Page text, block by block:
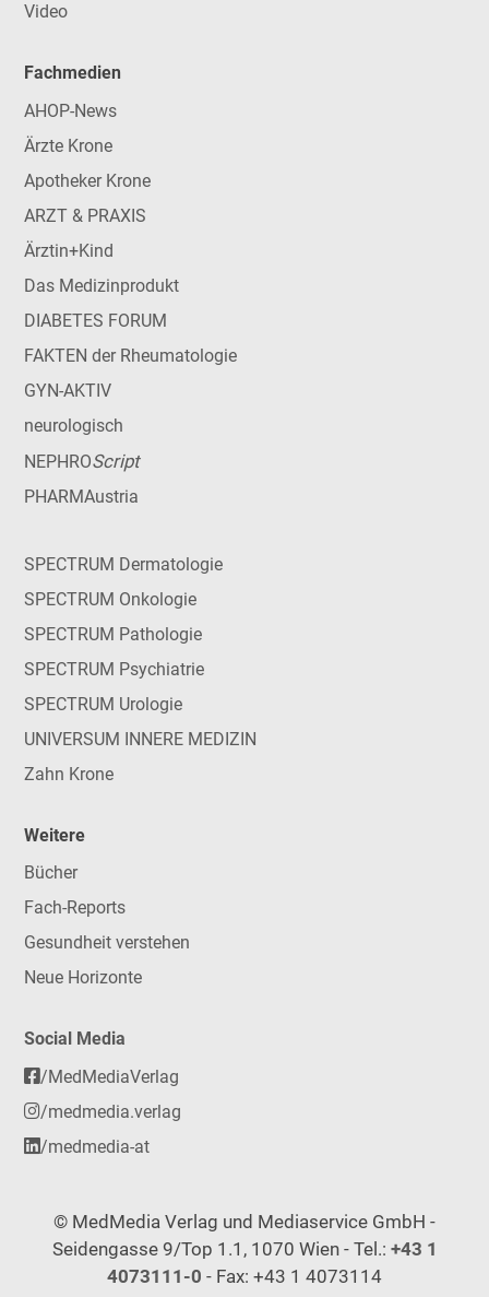
Video
Fachmedien
AHOP-News
Ärzte Krone
Apotheker Krone
ARZT & PRAXIS
Ärztin+Kind
Das Medizinprodukt
DIABETES FORUM
FAKTEN der Rheumatologie
GYN-AKTIV
neurologisch
NEPHROScript
PHARMAustria
SPECTRUM Dermatologie
SPECTRUM Onkologie
SPECTRUM Pathologie
SPECTRUM Psychiatrie
SPECTRUM Urologie
UNIVERSUM INNERE MEDIZIN
Zahn Krone
Weitere
Bücher
Fach-Reports
Gesundheit verstehen
Neue Horizonte
Social Media
/MedMediaVerlag
/medmedia.verlag
/medmedia-at
© MedMedia Verlag und Mediaservice GmbH -
Seidengasse 9/Top 1.1, 1070 Wien - Tel.: +43 1
4073111-0 - Fax: +43 1 4073114